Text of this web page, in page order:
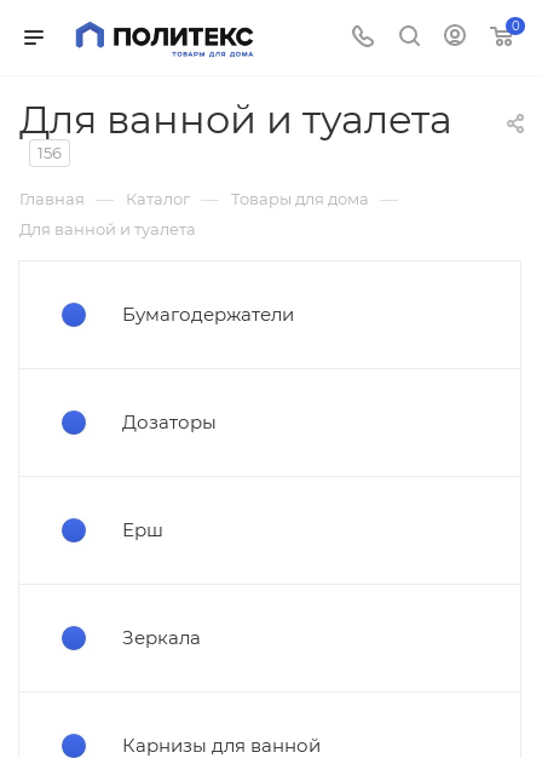
0
Для ванной и туалета
156
Главная — Каталог — Товары для дома —
Для ванной и туалета
Бумагодержатели
Дозаторы
Ерш
Зеркала
Карнизы для ванной